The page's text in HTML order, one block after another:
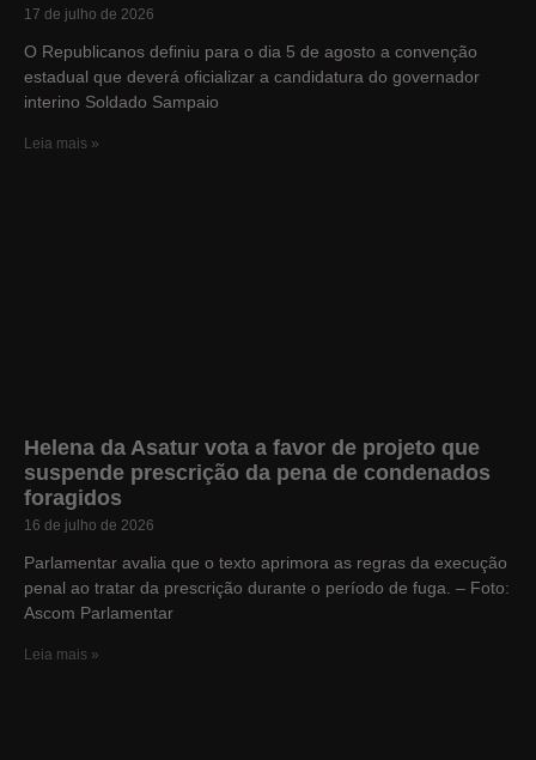
17 de julho de 2026
O Republicanos definiu para o dia 5 de agosto a convenção
estadual que deverá oficializar a candidatura do governador
interino Soldado Sampaio
Leia mais »
Helena da Asatur vota a favor de projeto que
suspende prescrição da pena de condenados
foragidos
16 de julho de 2026
Parlamentar avalia que o texto aprimora as regras da execução
penal ao tratar da prescrição durante o período de fuga. – Foto:
Ascom Parlamentar
Leia mais »